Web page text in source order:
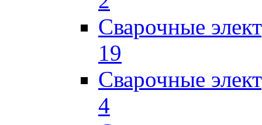
Сварочные
19
Сварочные
4